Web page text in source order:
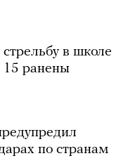
в школе
15 ранены
по странам